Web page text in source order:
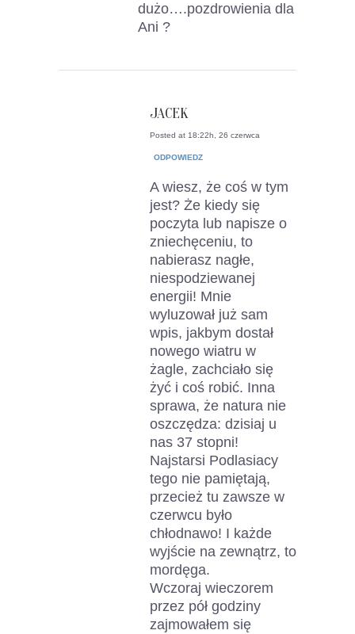
dużo….pozdrowienia dla
Ani ?
JACEK
Posted at 18:22h, 26 czerwca
ODPOWIEDZ
A wiesz, że coś w tym
jest? Że kiedy się
poczyta lub napisze o
zniechęceniu, to
nabierasz nagłe,
niespodziewanej
energii! Mnie
wyluzował już sam
wpis, jakbym dostał
nowego wiatru w
żagle, zachciało się
żyć i coś robić. Inna
sprawa, że natura nie
oszczędza: dzisiaj u
nas 37 stopni!
Najstarsi Podlasiacy
tego nie pamiętają,
przecież tu zawsze w
czerwcu było
chłodnawo! I każde
wyjście na zewnątrz, to
mordęga.
Wczoraj wieczorem
przez pół godziny
zajmowałem się